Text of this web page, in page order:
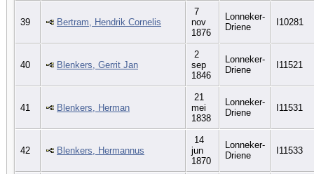
39 Bertram, Hendrik Cornelis
7
nov
1876
Lonneker-
Driene
I10281
40 Blenkers, Gerrit Jan
2
sep
1846
Lonneker-
Driene
I11521
41 Blenkers, Herman
21
mei
1838
Lonneker-
Driene
I11531
42 Blenkers, Hermannus
14
jun
1870
Lonneker-
Driene
I11533